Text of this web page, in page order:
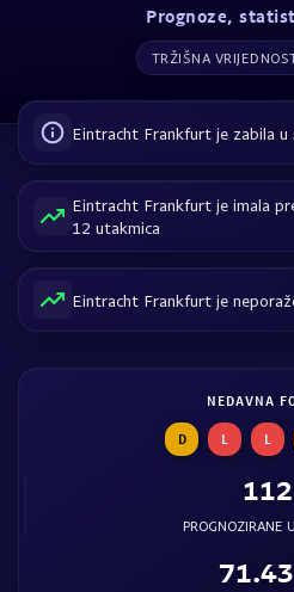
Prognoze,
TRŽIŠNA
Eintracht Frankfurt je zabila u
Eintracht Frankfurt je imala
12 utakmica
Eintracht Frankfurt je
NEDAVNA
D L L
112
PROGNOZIRANE